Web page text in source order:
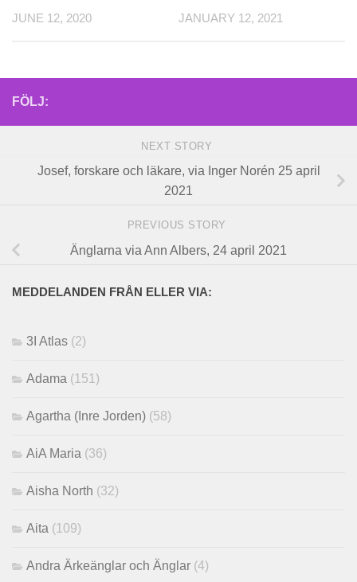
JUNE 12, 2020 JANUARY 12, 2021
FÖLJ:
NEXT STORY
Josef, forskare och läkare, via Inger Norén 25 april
2021
PREVIOUS STORY
Änglarna via Ann Albers, 24 april 2021
MEDDELANDEN FRÅN ELLER VIA:
3I Atlas (2)
Adama (151)
Agartha (Inre Jorden) (58)
AiA Maria (36)
Aisha North (32)
Aita (109)
Andra Ärkeänglar och Änglar (4)